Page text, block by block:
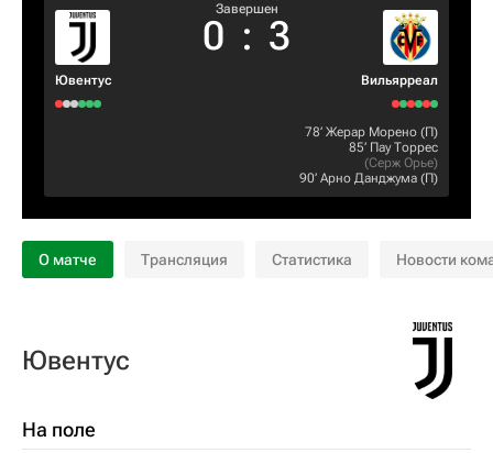
Ювентус
Завершен
0 : 3
Вильярреал
78‎’‎ Жерар Морено (П)
85‎’‎ Пау Торрес
(Серж Орье)
90‎’‎ Арно Данджума (П)
О матче Трансляция Статистика Новости
Ювентус
На поле